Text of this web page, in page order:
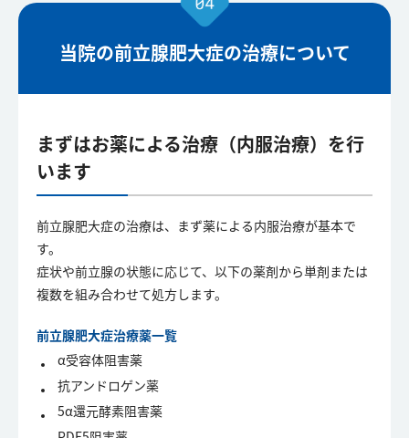
当院の前立腺肥大症の治療について
まずはお薬による治療（内服治療）を行
います
前立腺肥大症の治療は、まず薬による内服治療が基本で
す。
症状や前立腺の状態に応じて、以下の薬剤から単剤または
複数を組み合わせて処方します。
前立腺肥大症治療薬一覧
α受容体阻害薬
抗アンドロゲン薬
5α還元酵素阻害薬